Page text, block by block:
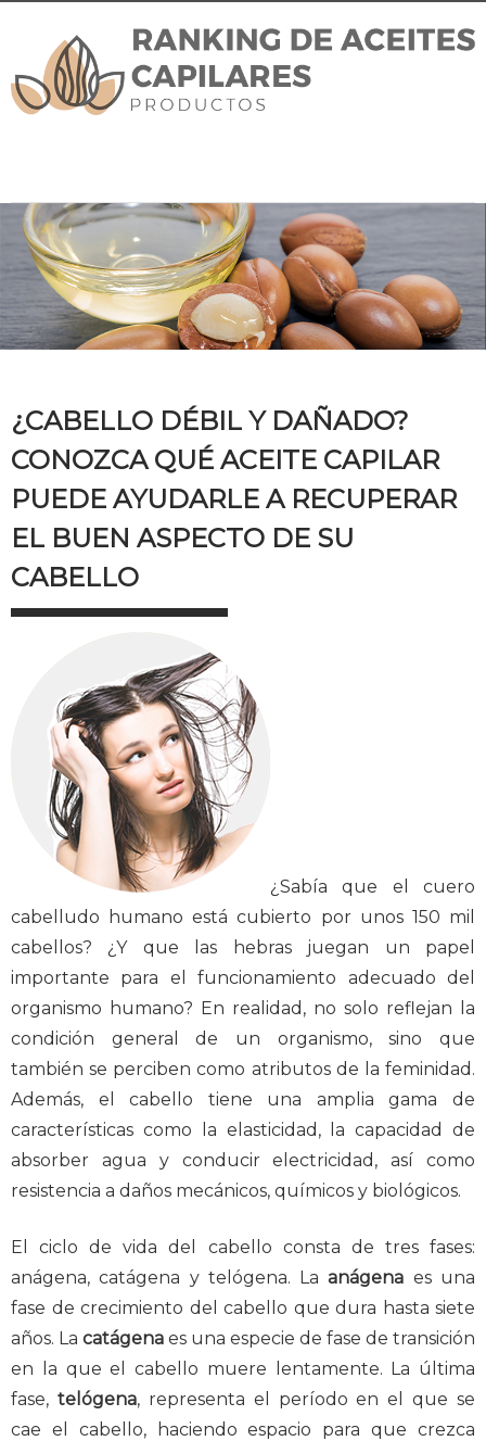
¿CABELLO DÉBIL Y DAÑADO?
CONOZCA QUÉ ACEITE CAPILAR
PUEDE AYUDARLE A RECUPERAR
EL BUEN ASPECTO DE SU
CABELLO
¿Sabía que el cuero
cabelludo humano está cubierto por unos 150 mil
cabellos? ¿Y que las hebras juegan un papel
importante para el funcionamiento adecuado del
organismo humano? En realidad, no solo reflejan la
condición general de un organismo, sino que
también se perciben como atributos de la feminidad.
Además, el cabello tiene una amplia gama de
características como la elasticidad, la capacidad de
absorber agua y conducir electricidad, así como
resistencia a daños mecánicos, químicos y biológicos.
El ciclo de vida del cabello consta de tres fases:
anágena, catágena y telógena. Laanágena es una
fase de crecimiento del cabello que dura hasta siete
años. La catágena es una especie de fase de transición
en la que el cabello muere lentamente. La última
fase, telógena, representa el período en el que se
cae el cabello, haciendo espacio para que crezca